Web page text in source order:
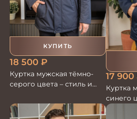
КУПИТЬ
18 500 ₽
Куртка мужская тёмно-
серого цвета – стиль и
17 900
Куртка
синего